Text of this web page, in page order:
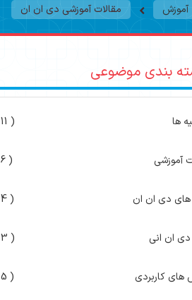
آموزش مقالات آموزشی دی ان ان
بندی موضوعی
ها ( 11 )
آموزشی ( 6 )
های دی ان ان ( 4 )
ان انی ( 3 )
های کاربردی ( 5 )